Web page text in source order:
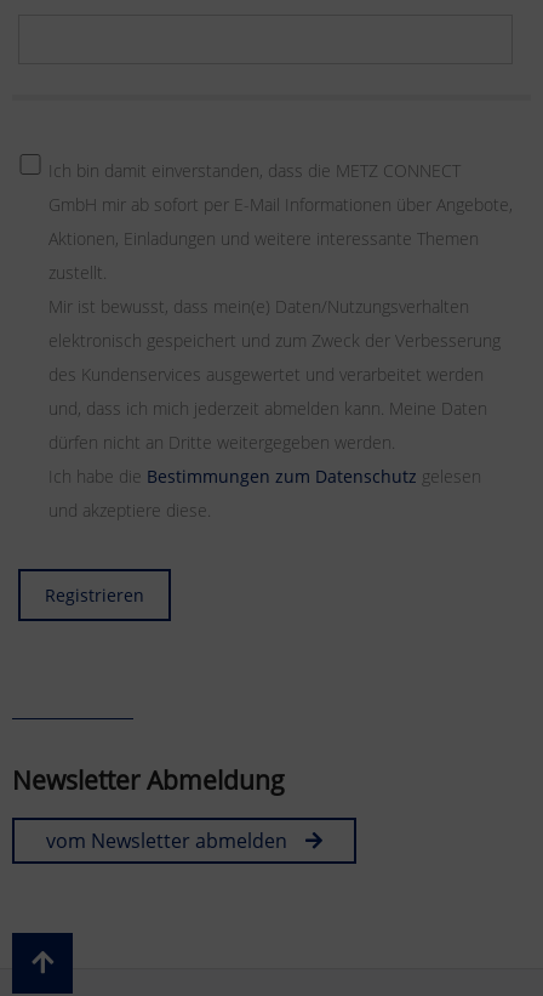
Ich bin damit einverstanden, dass die METZ CONNECT
GmbH mir ab sofort per E-Mail Informationen über Angebote,
Aktionen, Einladungen und weitere interessante Themen
zustellt.
Mir ist bewusst, dass mein(e) Daten/Nutzungsverhalten
elektronisch gespeichert und zum Zweck der Verbesserung
des Kundenservices ausgewertet und verarbeitet werden
und, dass ich mich jederzeit abmelden kann. Meine Daten
dürfen nicht an Dritte weitergegeben werden.
Ich habe die Bestimmungen zum Datenschutz gelesen
und akzeptiere diese.
Registrieren
Newsletter Abmeldung
vom Newsletter abmelden